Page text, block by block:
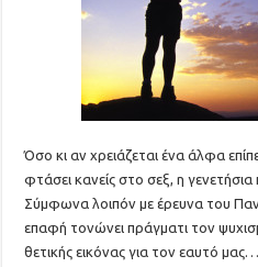
Όσο κι αν χρειάζεται ένα άλφα
φτάσει κανείς στο σεξ, η
Σύμφωνα λοιπόν με έρευνα του
επαφή τονώνει πράγματι τον
θετικής εικόνας για τον εαυτό μας…